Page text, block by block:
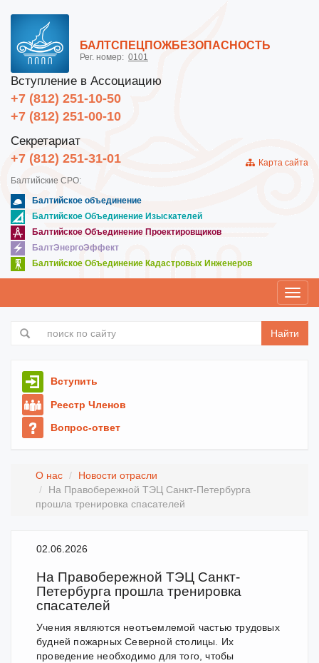
БАЛТСПЕЦПОЖБЕЗОПАСНОСТЬ
Рег. номер: 0101
Вступление в Ассоциацию
+7 (812) 251-10-50
+7 (812) 251-00-10
Секретариат
+7 (812) 251-31-01
Карта сайта
Балтийские СРО:
Балтийское объединение
Балтийское Объединение Изыскателей
Балтийское Объединение Проектировщиков
БалтЭнергоЭффект
Балтийское Объединение Кадастровых Инженеров
Найти
Вступить
Реестр Членов
Вопрос-ответ
О нас
Новости отрасли
На Правобережной ТЭЦ Санкт-Петербурга
прошла тренировка спасателей
02.06.2026
На Правобережной ТЭЦ Санкт-
Петербурга прошла тренировка
спасателей
Учения являются неотъемлемой частью трудовых
будней пожарных Северной столицы. Их
проведение необходимо для того, чтобы